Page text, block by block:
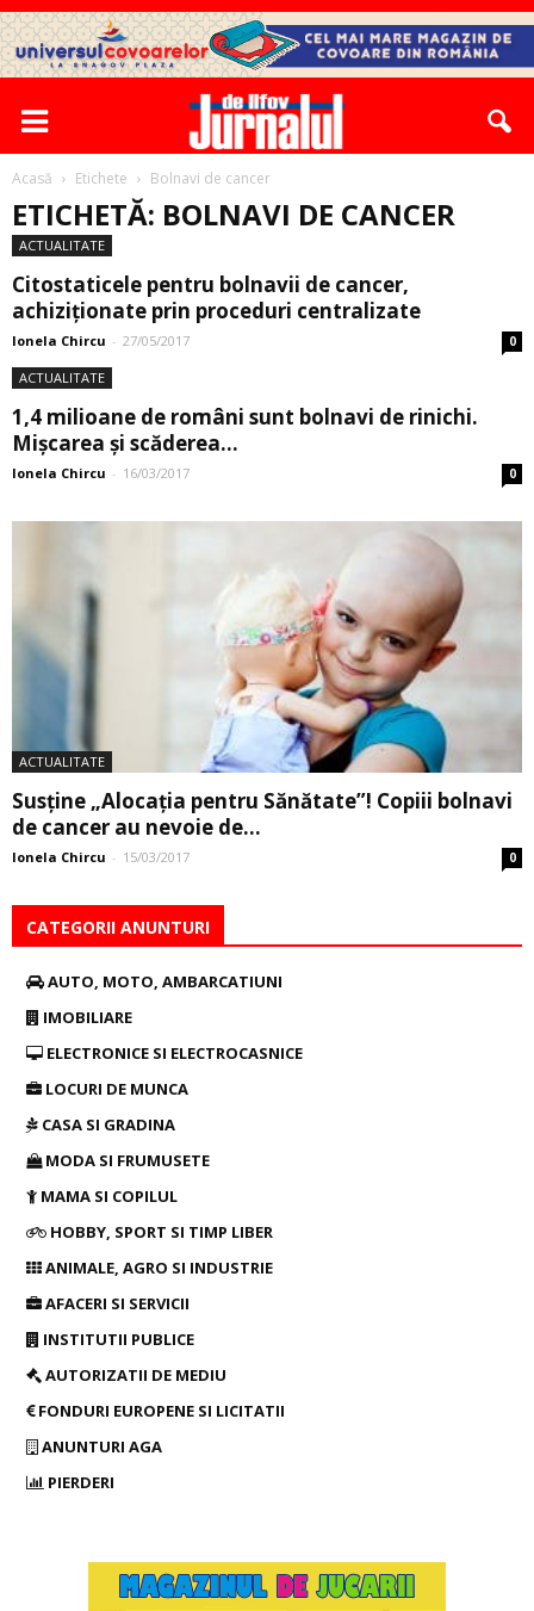
Acasă Etichete Bolnavi de cancer
ETICHETĂ: BOLNAVI DE CANCER
ACTUALITATE
Citostaticele pentru bolnavii de cancer,
achiziţionate prin proceduri centralizate
Ionela Chircu - 27/05/2017 0
ACTUALITATE
1,4 milioane de români sunt bolnavi de rinichi.
Mişcarea şi scăderea...
Ionela Chircu - 16/03/2017 0
ACTUALITATE
Susţine „Alocaţia pentru Sănătate”! Copiii bolnavi
de cancer au nevoie de...
Ionela Chircu - 15/03/2017 0
CATEGORII ANUNTURI
AUTO, MOTO, AMBARCATIUNI
IMOBILIARE
ELECTRONICE SI ELECTROCASNICE
LOCURI DE MUNCA
CASA SI GRADINA
MODA SI FRUMUSETE
MAMA SI COPILUL
HOBBY, SPORT SI TIMP LIBER
ANIMALE, AGRO SI INDUSTRIE
AFACERI SI SERVICII
INSTITUTII PUBLICE
AUTORIZATII DE MEDIU
FONDURI EUROPENE SI LICITATII
ANUNTURI AGA
PIERDERI